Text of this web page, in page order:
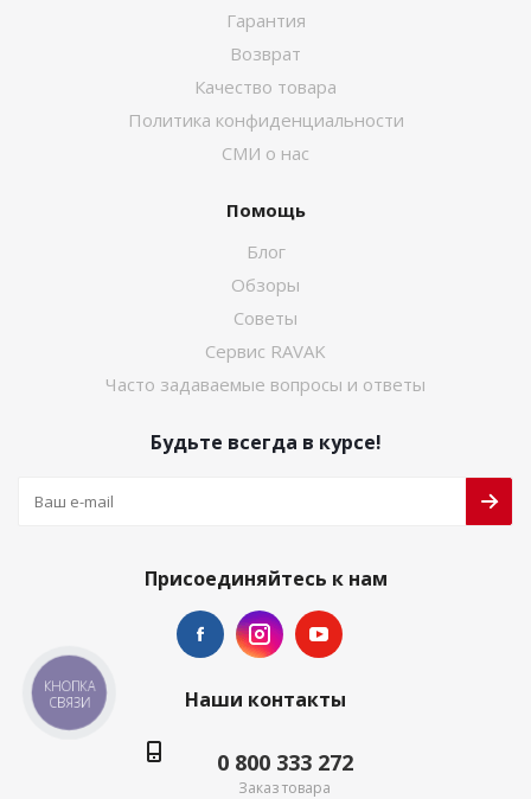
Гарантия
Возврат
Качество товара
Политика конфиденциальности
СМИ о нас
Помощь
Блог
Обзоры
Советы
Сервис RAVAK
Часто задаваемые вопросы и ответы
Будьте всегда в курсе!
Присоединяйтесь к нам
Наши контакты
0 800 333 272
Заказ товара
КНОПКА
СВЯЗИ